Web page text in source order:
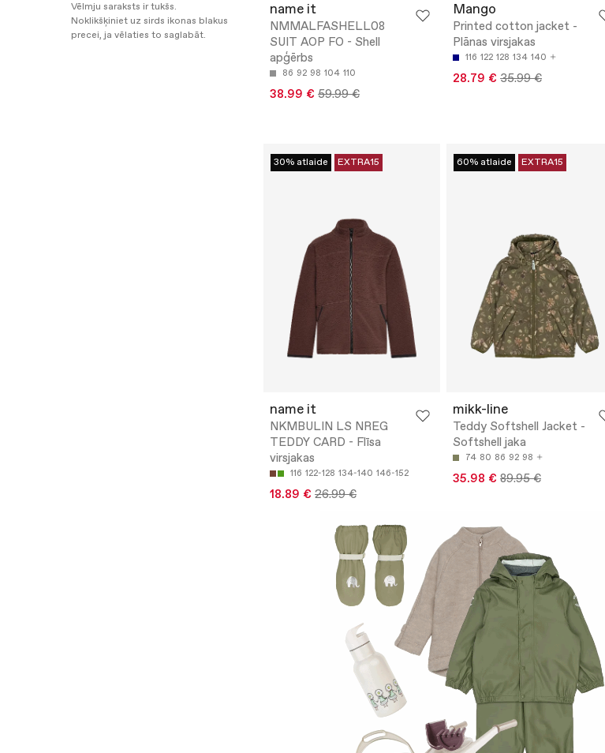
Vēlmju saraksts ir tukšs.
Noklikšķiniet uz sirds ikonas blakus
precei, ja vēlaties to saglabāt.
name it
NMMALFASHELL08
SUIT AOP FO - Shell
apģērbs
86 92 98 104 110
38.99 € 59.99 €
Mango
Printed cotton jacket -
Plānas virsjakas
116 122 128 134 140
28.79 € 35.99 €
30% atlaide EXTRA15
name it
NKMBULIN LS NREG
TEDDY CARD - Flīsa
virsjakas
116 122-128 134-140 146-152
18.89 € 26.99 €
60% atlaide EXTRA15
mikk-line
Teddy Softshell Jacket -
Softshell jaka
74 80 86 92 98
35.98 € 89.95 €